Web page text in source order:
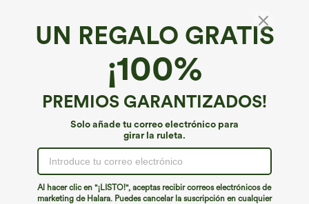
UN REGALO GRATIS
¡100%
PREMIOS GARANTIZADOS!
Solo añade tu correo electrónico para
girar la ruleta.
Al hacer clic en "¡LISTO!", aceptas recibir correos electrónicos de
marketing de Halara. Puedes cancelar la suscripción en cualquier
¡Ups!
No podemos encontrar la página que estás buscando.